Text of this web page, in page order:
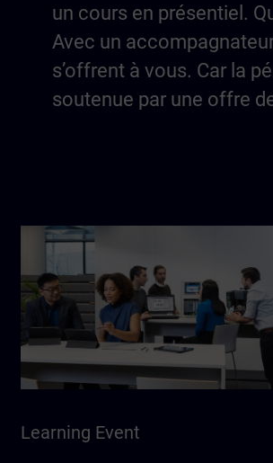
un cours en présentiel.
Avec un
s’offrent à vous. Car la
soutenue par une offre
Learning Event